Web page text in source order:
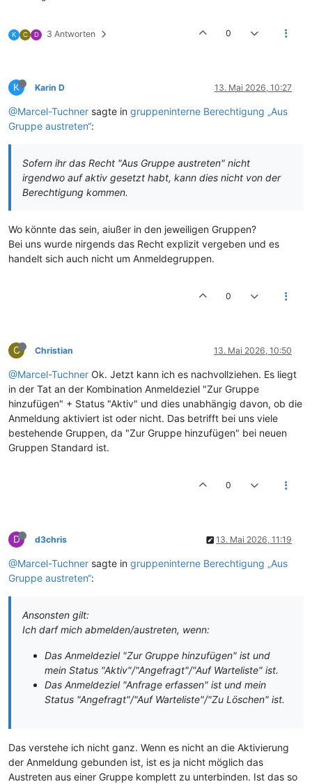
K C D 3 Antworten 0
K Karin D 13. Mai 2026, 10:27
@Marcel-Tuchner sagte in gruppeninterne Berechtigung „Aus
Gruppe austreten“:
Sofern ihr das Recht "Aus Gruppe austreten" nicht
irgendwo auf aktiv gesetzt habt, kann dies nicht von der
Berechtigung kommen.
Wo könnte das sein, aiußer in den jeweiligen Gruppen?
Bei uns wurde nirgends das Recht explizit vergeben und es
handelt sich auch nicht um Anmeldegruppen.
0
C Christian 13. Mai 2026, 10:50
@Marcel-Tuchner Ok. Jetzt kann ich es nachvollziehen. Es liegt
in der Tat an der Kombination Anmeldeziel "Zur Gruppe
hinzufügen" + Status "Aktiv" und dies unabhängig davon, ob die
Anmeldung aktiviert ist oder nicht. Das betrifft bei uns viele
bestehende Gruppen, da "Zur Gruppe hinzufügen" bei neuen
Gruppen Standard ist.
0
D d3chris 13. Mai 2026, 11:19
@Marcel-Tuchner sagte in gruppeninterne Berechtigung „Aus
Gruppe austreten“:
Ansonsten gilt:
Ich darf mich abmelden/austreten, wenn:
Das Anmeldeziel "Zur Gruppe hinzufügen" ist und
mein Status "Aktiv"/"Angefragt"/"Auf Warteliste" ist.
Das Anmeldeziel "Anfrage erfassen" ist und mein
Status "Angefragt"/"Auf Warteliste"/"Zu Löschen" ist.
Das verstehe ich nicht ganz. Wenn es nicht an die Aktivierung
der Anmeldung gebunden ist, ist es ja nicht möglich das
Austreten aus einer Gruppe komplett zu unterbinden. Ist das so